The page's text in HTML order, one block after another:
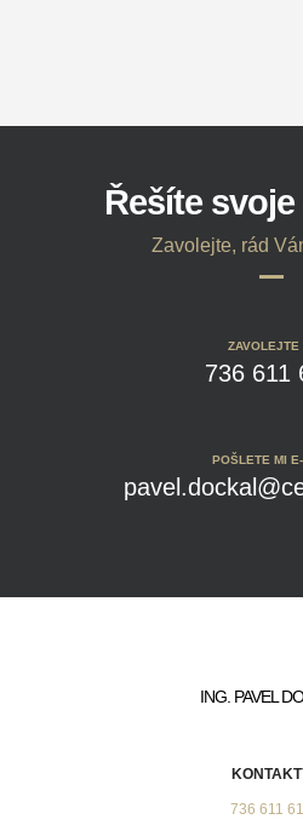
Řešíte
Zavolejte, rád
ZAVOLEJTE
736 611
POŠLETE MI E-
ING. PAVEL
736 611